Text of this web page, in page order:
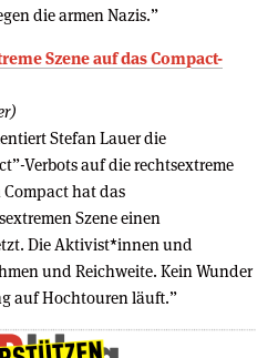
die armen Nazis.”
Szene auf das Compact-
Stefan Lauer die
Verbots auf die rechtsextreme
Compact hat das
Szene einen
Die Aktivist*innen und
und Reichweite. Kein Wunder
auf Hochtouren läuft.”